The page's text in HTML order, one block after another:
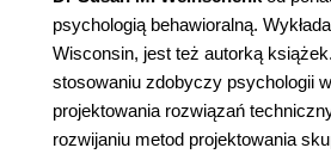
psychologią behawioralną.
Wisconsin, jest też autorką
stosowaniu zdobyczy psychologii
projektowania rozwiązań
rozwijaniu metod projektowania